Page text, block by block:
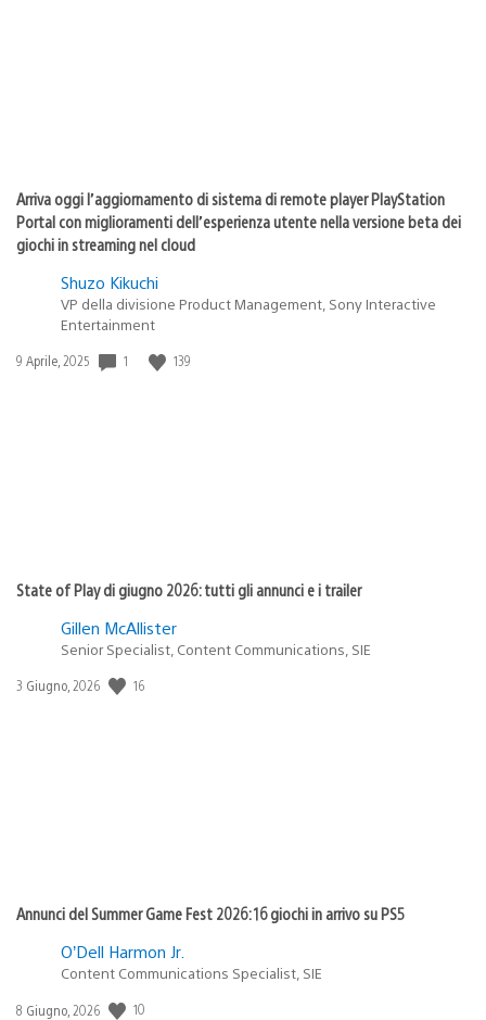
Arriva oggi l’aggiornamento di sistema di remote player PlayStation
Portal con miglioramenti dell’esperienza utente nella versione beta dei
giochi in streaming nel cloud
Shuzo Kikuchi
VP della divisione Product Management, Sony Interactive
Entertainment
Data
9 Aprile, 2025 1 139
State of Play di giugno 2026: tutti gli annunci e i trailer
Gillen McAllister
Senior Specialist, Content Communications, SIE
Data
3 Giugno, 2026 16
Annunci del Summer Game Fest 2026: 16 giochi in arrivo su PS5
O’Dell Harmon Jr.
Content Communications Specialist, SIE
Data
8 Giugno, 2026 10